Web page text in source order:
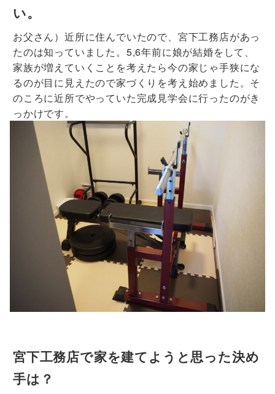
い。
お父さん）近所に住んでいたので、宮下工務店があっ
たのは知っていました。5,6年前に娘が結婚をして、
家族が増えていくことを考えたら今の家じゃ手狭にな
るのが目に見えたので家づくりを考え始めました。そ
のころに近所でやっていた完成見学会に行ったのがき
っかけです。
宮下工務店で家を建てようと思った決め
手は？